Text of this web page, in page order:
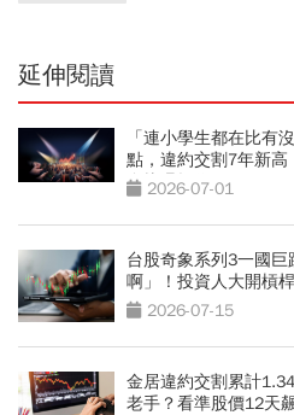
延伸閱讀
「連小學生都在比有
點，違約交割7年新
金龍曝操作
2026-07-01
台股奇象系列3一國
啊」！投資人大開槓
現 2026-07-15
金居違約交割累計
老手？看準股價12天